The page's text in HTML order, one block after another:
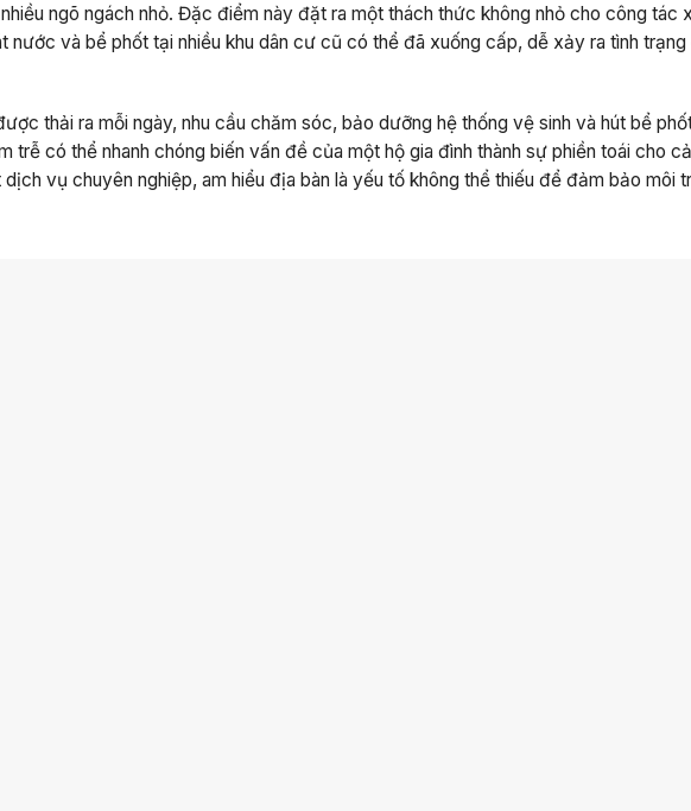
ngõ ngách nhỏ. Đặc điểm này đặt ra một thách thức không nhỏ cho công tác
nước và bể phốt tại nhiều khu dân cư cũ có thể đã xuống cấp, dễ xảy ra tình trạng
thải ra mỗi ngày, nhu cầu chăm sóc, bảo dưỡng hệ thống vệ sinh và hút bể
trễ có thể nhanh chóng biến vấn đề của một hộ gia đình thành sự phiền toái cho
vụ chuyên nghiệp, am hiểu địa bàn là yếu tố không thể thiếu để đảm bảo môi